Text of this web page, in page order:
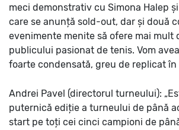
meci demonstrativ cu Simona Halep
care se anunță sold-out, dar și două
evenimente menite să ofere mai mult
publicului pasionat de tenis. Vom
foarte condensată, greu de replicat în
Andrei Pavel (directorul turneului):
puternică ediție a turneului de până
start pe toți cei cinci campioni de